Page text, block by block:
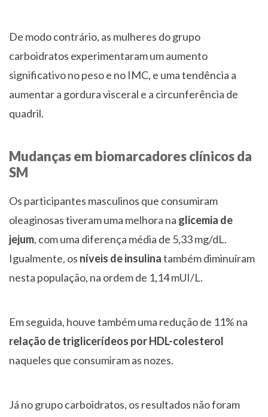
De modo contrário, as mulheres do grupo
carboidratos experimentaram um aumento
significativo no peso e no IMC, e uma tendência a
aumentar a gordura visceral e a circunferência de
quadril.
Mudanças em biomarcadores clínicos da
SM
Os participantes masculinos que consumiram
oleaginosas tiveram uma melhora na glicemia de
jejum, com uma diferença média de 5,33 mg/dL.
Igualmente, os níveis de insulinatambém diminuíram
nesta população, na ordem de 1,14 mUI/L.
Em seguida, houve também uma redução de 11% na
relação de triglicerídeos por HDL-colesterol
naqueles que consumiram as nozes.
Já no grupo carboidratos, os resultados não foram